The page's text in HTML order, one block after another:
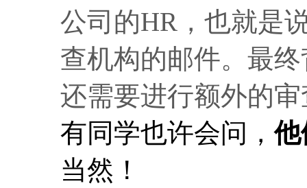
公司的HR，也就是
查机构的邮件。 最终
还需要进行额外的
有同学也许会问，他
当然！